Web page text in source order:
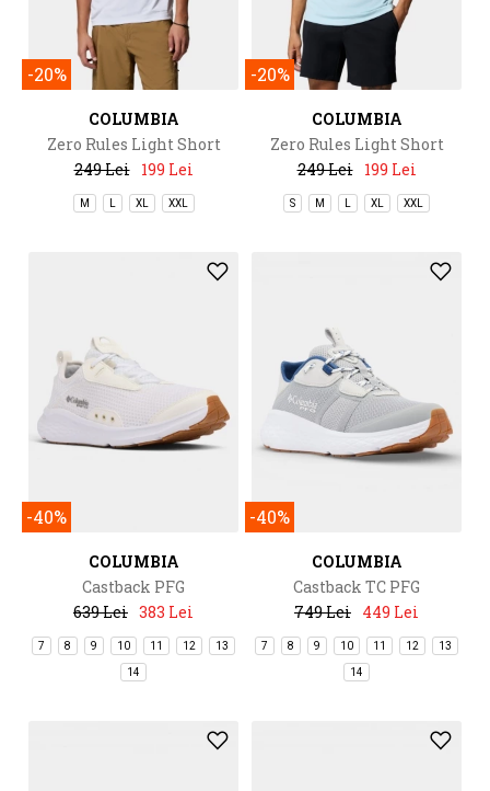
-20%
COLUMBIA
Zero Rules Light Short
Sleeve Graphic Crew
249 Lei 199 Lei
M XL XXL
-20%
COLUMBIA
Zero Rules Light Short
Sleeve Graphic Crew
249 Lei 199 Lei
S M XL XXL
-40%
COLUMBIA
Castback PFG
639 Lei 383 Lei
7 8 9 10 11 12 13
14
-40%
COLUMBIA
Castback TC PFG
749 Lei 449 Lei
7 8 9 10 11 12 13
14